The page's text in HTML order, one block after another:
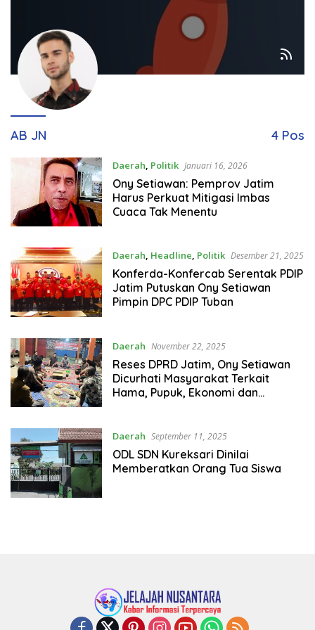
AB JN 4 Pos
Daerah, Politik Januari 16, 2026
Ony Setiawan: Pemprov Jatim
Harus Perkuat Mitigasi Imbas
Cuaca Tak Menentu
Daerah, Headline, Politik Desember 21, 2025
Konferda-Konfercab Serentak PDIP
Jatim Putuskan Ony Setiawan
Pimpin DPC PDIP Tuban
Daerah November 22, 2025
Reses DPRD Jatim, Ony Setiawan
Dicurhati Masyarakat Terkait
Hama, Pupuk, Ekonomi dan
Daerah September 11, 2025
ODL SDN Kureksari Dinilai
Memberatkan Orang Tua Siswa